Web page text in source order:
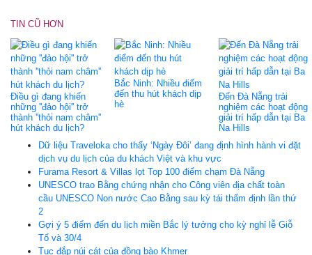
TIN CŨ HƠN
Điều gì đang khiến
những ''đảo hội'' trở
thành ''thỏi nam châm''
hút khách du lịch?
Bắc Ninh: Nhiều điểm
đến thu hút khách dịp
hè
Đến Đà Nẵng trải
nghiệm các hoạt động
giải trí hấp dẫn tại Ba
Na Hills
Dữ liệu Traveloka cho thấy ‘Ngày Đôi’ đang định hình hành vi đặt
dịch vụ du lịch của du khách Việt và khu vực
Furama Resort & Villas lọt Top 100 điểm chạm Đà Nẵng
UNESCO trao Bằng chứng nhận cho Công viên địa chất toàn
cầu UNESCO Non nước Cao Bằng sau kỳ tái thẩm định lần thứ
2
Gợi ý 5 điểm đến du lịch miền Bắc lý tưởng cho kỳ nghỉ lễ Giỗ
Tổ và 30/4
Tục đắp núi cát của đồng bào Khmer